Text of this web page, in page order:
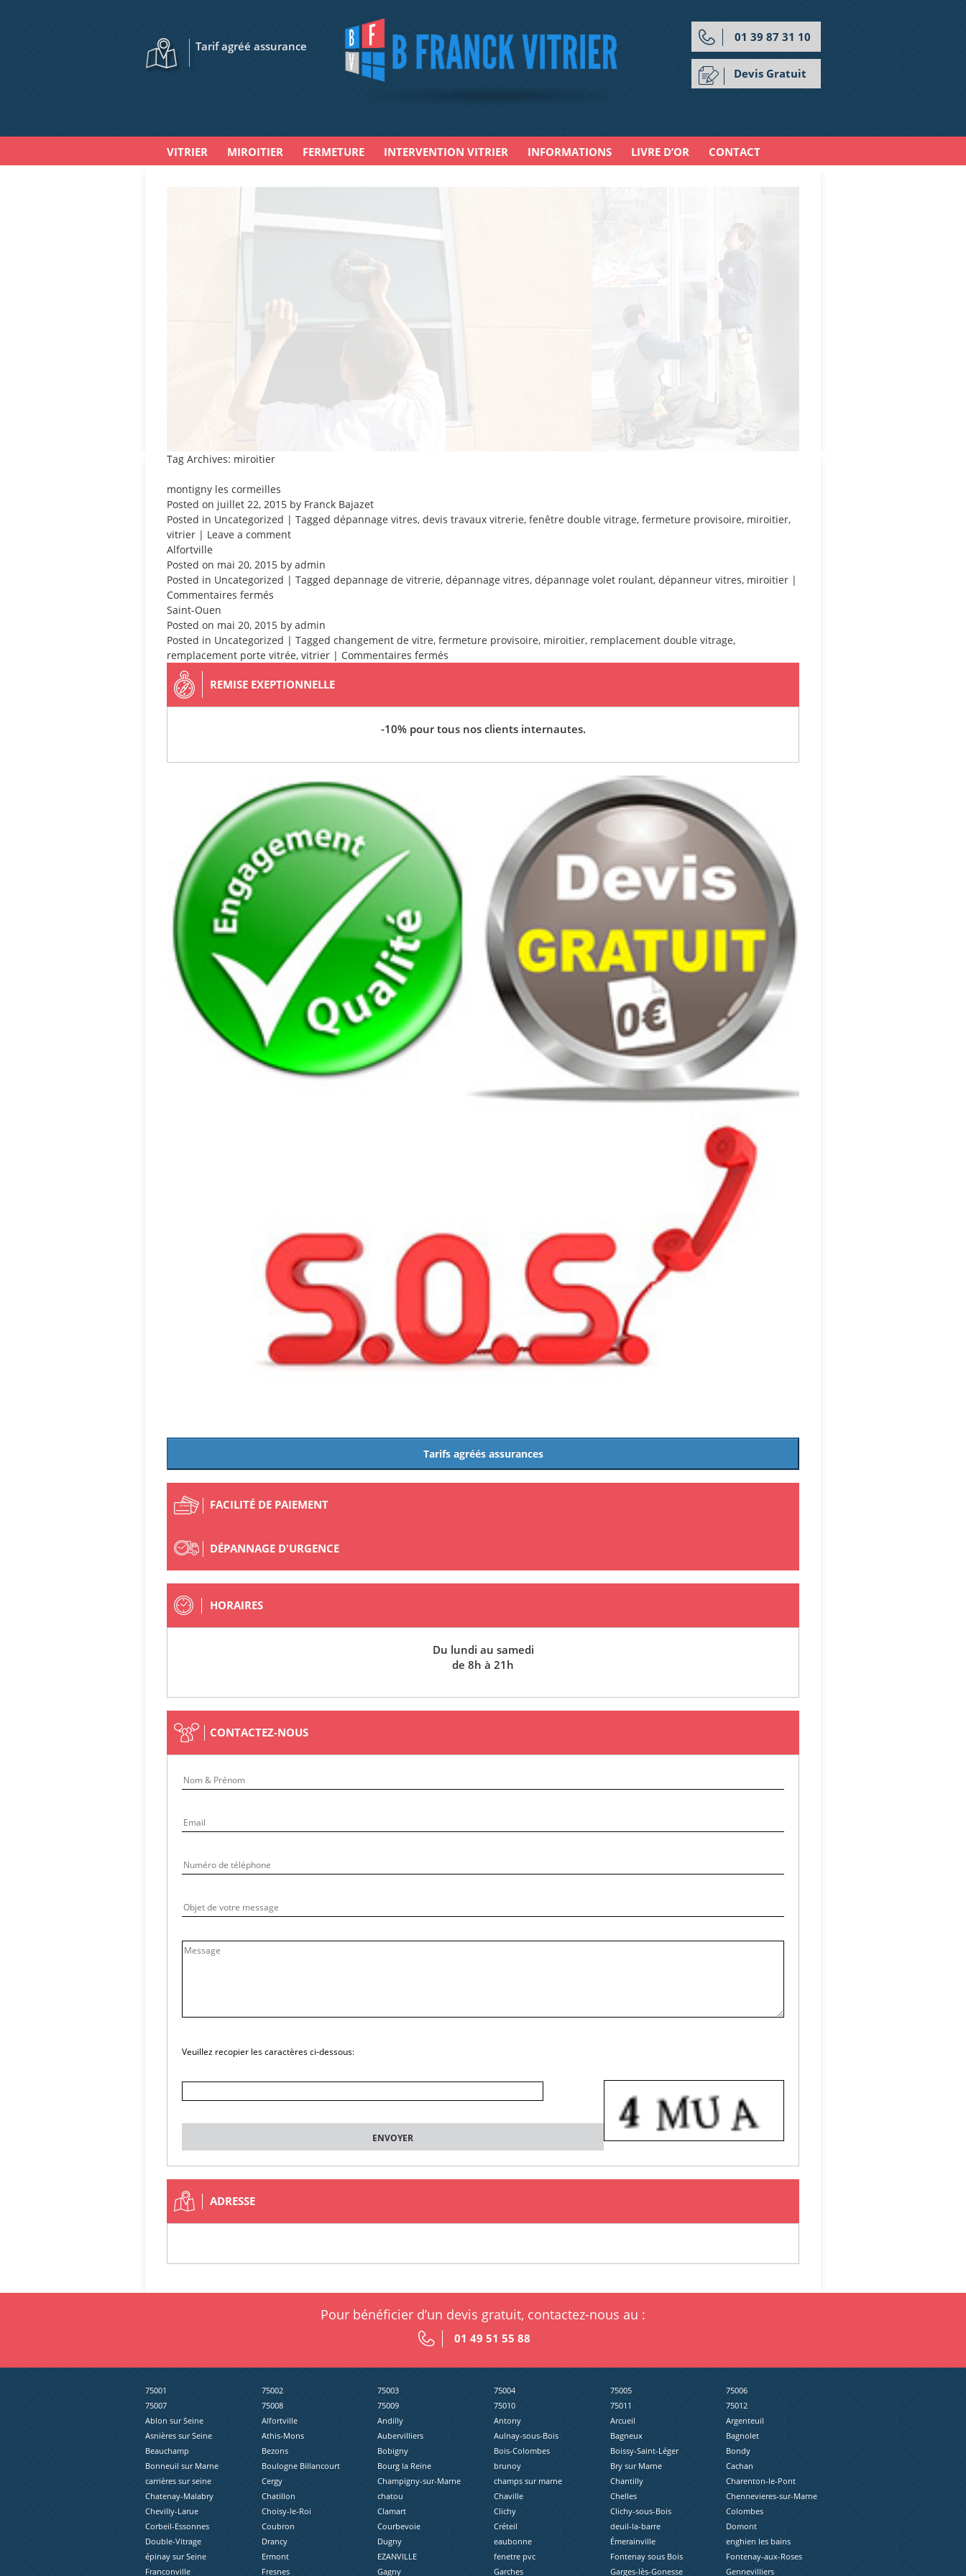
Tarif agréé assurance
01 39 87 31 10
Devis Gratuit
VITRIER MIROITIER FERMETURE INTERVENTION VITRIER INFORMATIONS LIVRE D’OR CONTACT
Tag Archives: miroitier
montigny les cormeilles
Posted on juillet 22, 2015 by Franck Bajazet
Posted in Uncategorized | Tagged dépannage vitres, devis travaux vitrerie, fenêtre double vitrage, fermeture provisoire, miroitier,
vitrier | Leave a comment
Alfortville
Posted on mai 20, 2015 by admin
Posted in Uncategorized | Tagged depannage de vitrerie, dépannage vitres, dépannage volet roulant, dépanneur vitres, miroitier |
Commentaires fermés
Saint-Ouen
Posted on mai 20, 2015 by admin
Posted in Uncategorized | Tagged changement de vitre, fermeture provisoire, miroitier, remplacement double vitrage,
remplacement porte vitrée, vitrier | Commentaires fermés
REMISE EXEPTIONNELLE
-10% pour tous nos clients internautes.
Tarifs agréés assurances
FACILITÉ DE PAIEMENT
DÉPANNAGE D'URGENCE
HORAIRES
Du lundi au samedi
de 8h à 21h
CONTACTEZ-NOUS
Veuillez recopier les caractères ci-dessous:
ADRESSE
Pour bénéficier d’un devis gratuit, contactez-nous au :
01 49 51 55 88
75001 75002 75003 75004 75005
75006
75007
75008 75009 75010 75011
75012
Ablon sur Seine
Alfortville Andilly Antony Arcueil
Argenteuil
Asnières sur Seine
Athis-Mons Aubervilliers Aulnay-sous-Bois Bagneux
Bagnolet
Beauchamp
Bezons Bobigny Bois-Colombes Boissy-Saint-Léger
Bondy
Bonneuil sur Marne
Boulogne Billancourt Bourg la Reine brunoy Bry sur Marne
Cachan
carrières sur seine
Cergy Champigny-sur-Marne champs sur marne Chantilly
Charenton-le-Pont
Chatenay-Malabry
Chatillon chatou Chaville Chelles
Chennevieres-sur-Marne
Chevilly-Larue
Choisy-le-Roi Clamart Clichy Clichy-sous-Bois
Colombes
Corbeil-Essonnes
Coubron Courbevoie Créteil deuil-la-barre
Domont
Double-Vitrage
Drancy Dugny eaubonne Émerainville
enghien les bains
épinay sur Seine
Ermont EZANVILLE fenetre pvc Fontenay sous Bois
Fontenay-aux-Roses
Franconville
Fresnes Gagny Garches Garges-lès-Gonesse Gennevilliers